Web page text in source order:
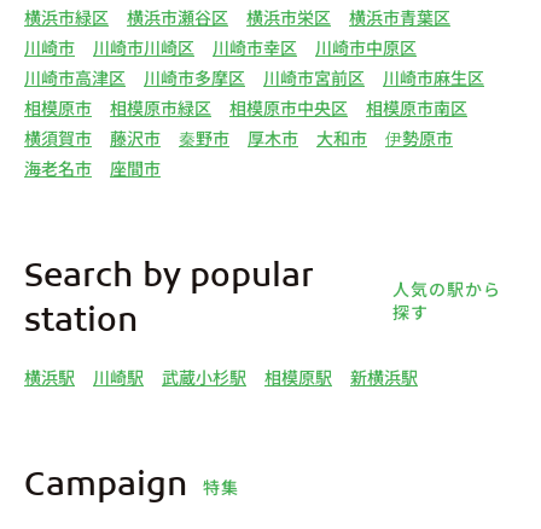
横浜市緑区
横浜市瀬谷区 横浜市栄区
横浜市青葉区
川崎市
川崎市川崎区 川崎市幸区
川崎市中原区
川崎市高津区
川崎市多摩区 川崎市宮前区
川崎市麻生区
相模原市
相模原市緑区 相模原市中央区
相模原市南区
横須賀市
藤沢市 秦野市 厚木市 大和市
伊勢原市
海老名市
座間市
Search by popular
station
人気の駅から
探す
横浜駅 川崎駅 武蔵小杉駅 相模原駅 新横浜駅
Campaign 特集